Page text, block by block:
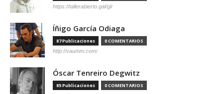
https://tallerabierto.gal/gl/
Íñigo García Odiaga
87 Publicaciones 0 COMENTARIOS
http://vaumm.com/
Óscar Tenreiro Degwitz
85 Publicaciones 0 COMENTARIOS